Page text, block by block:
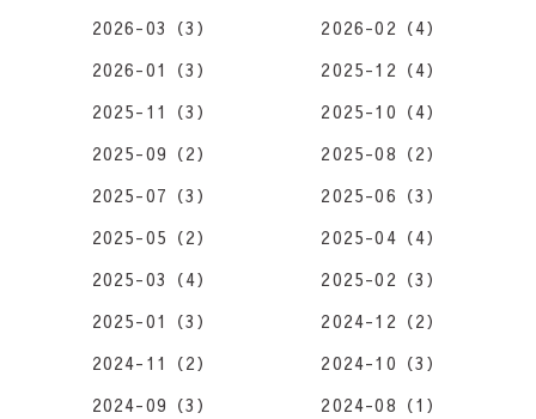
2026-03（3）
2026-02（4）
2026-01（3）
2025-12（4）
2025-11（3）
2025-10（4）
2025-09（2）
2025-08（2）
2025-07（3）
2025-06（3）
2025-05（2）
2025-04（4）
2025-03（4）
2025-02（3）
2025-01（3）
2024-12（2）
2024-11（2）
2024-10（3）
2024-09（3）
2024-08（1）